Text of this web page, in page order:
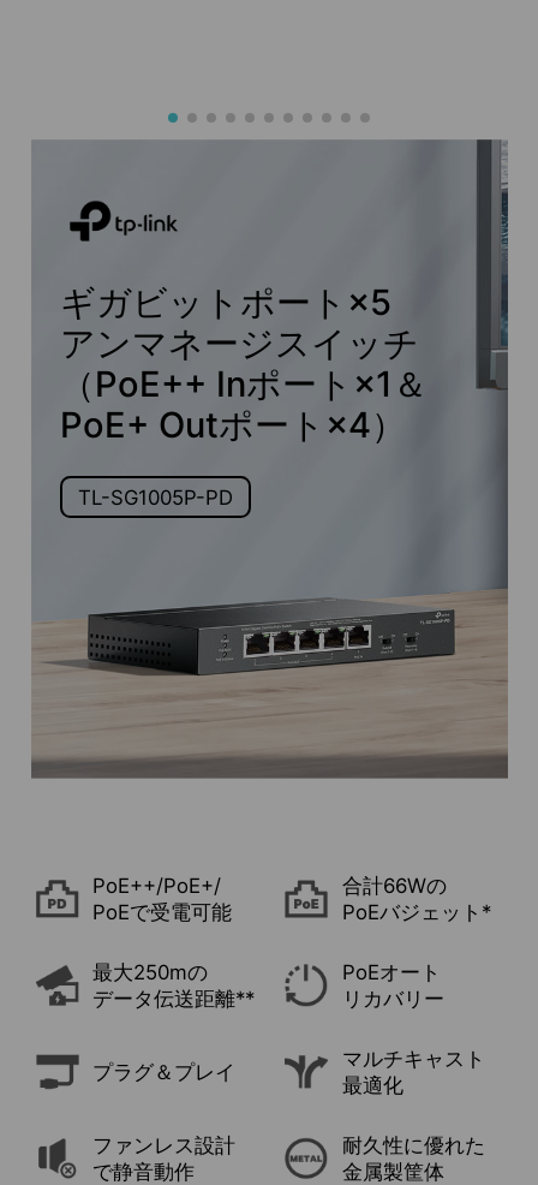
ギガビットポート×5
アンマネージスイッチ
（PoE++ Inポート×1＆
PoE+ Outポート×4）
TL-SG1005P-PD
PoE++/PoE+/
PoEで受電可能
合計66Wの
PoEバジェット*
最大250mの
データ伝送距離**
PoEオート
リカバリー
プラグ＆プレイ
マルチキャスト
最適化
ファンレス設計
で静音動作
耐久性に優れた
金属製筐体